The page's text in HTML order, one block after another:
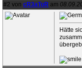
#2 von cR3aToR am
Hätte